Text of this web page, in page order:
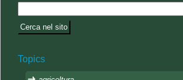
Topics